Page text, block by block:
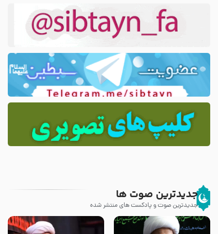
جدیدترین صوت ها
جدیدترین صوت و پادکست های منتشر شده